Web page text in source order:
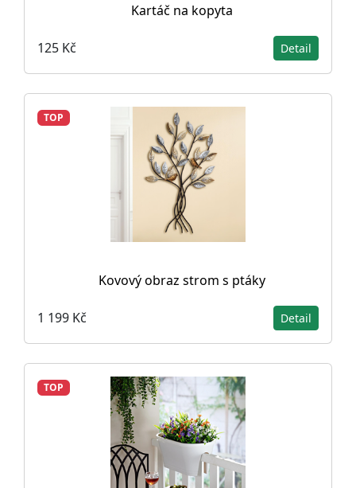
Kartáč na kopyta
125 Kč Detail
TOP
Kovový obraz strom s ptáky
1 199 Kč Detail
TOP